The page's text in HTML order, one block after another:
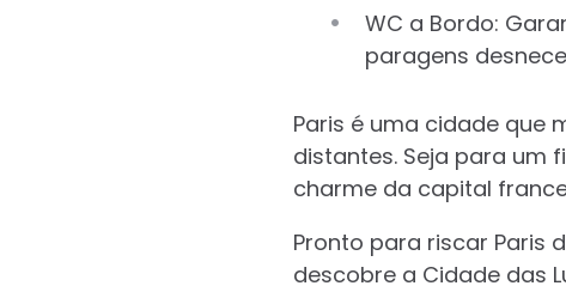
WC a Bordo:
paragens
Paris é uma cidade que
distantes. Seja para um
charme da capital
Pronto para riscar Paris
descobre a Cidade das